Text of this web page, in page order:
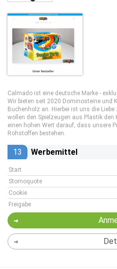
Calmado ist eine deutsche Marke -
Wir bieten seit 2020 Dominosteine und
Buchenholz an. Hierbei ist uns die
wollen den Spielzeugen aus Plastik
einen hohen Wert darauf, dass unsere
Rohstoffen bestehen.
13 Werbemittel
Start
Stornoquote
Cookie
Freigabe